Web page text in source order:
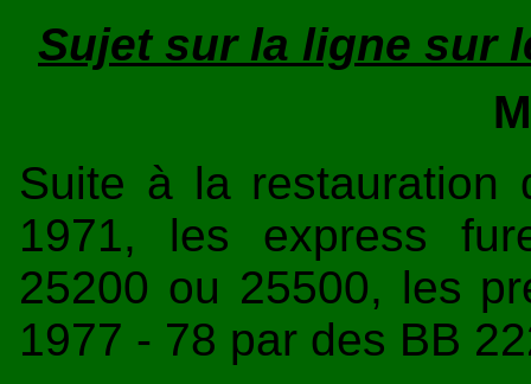
Sujet sur la ligne sur
Suite à la restauration
1971, les express
25200 ou 25500, les
1977 - 78 par des BB